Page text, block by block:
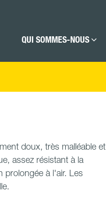
QUI SOMMES-NOUS
doux, très malléable et
assez résistant à la
prolongée à l'air. Les